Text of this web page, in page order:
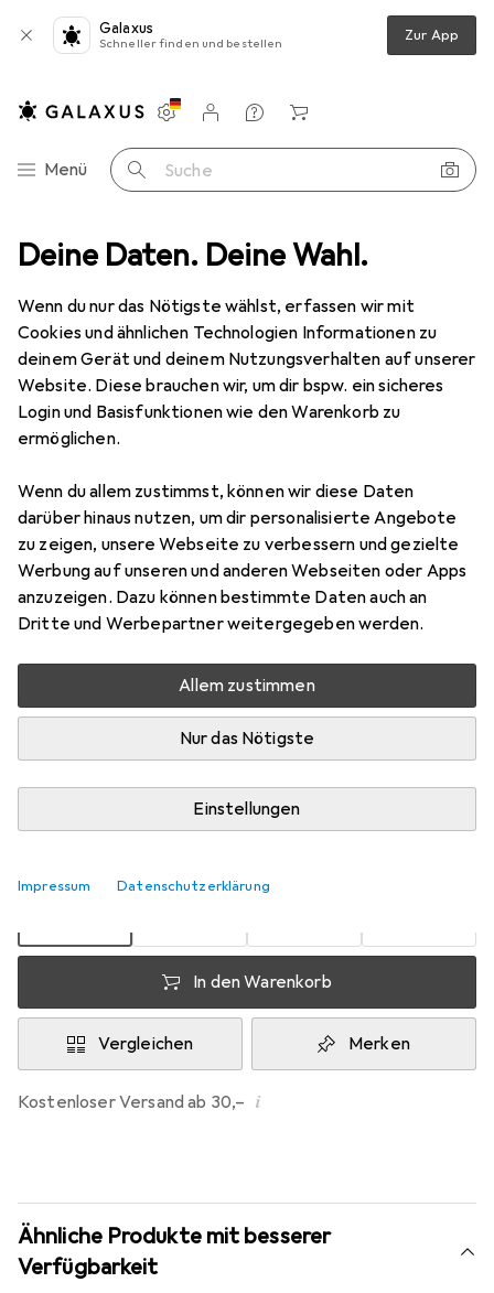
Deine Daten. Deine Wahl.
Wenn du nur das Nötigste wählst, erfassen wir mit
Cookies und ähnlichen Technologien Informationen zu
deinem Gerät und deinem Nutzungsverhalten auf unserer
Website. Diese brauchen wir, um dir bspw. ein sicheres
Login und Basisfunktionen wie den Warenkorb zu
ermöglichen.
Wenn du allem zustimmst, können wir diese Daten
darüber hinaus nutzen, um dir personalisierte Angebote
zu zeigen, unsere Webseite zu verbessern und gezielte
Werbung auf unseren und anderen Webseiten oder Apps
anzuzeigen. Dazu können bestimmte Daten auch an
Dritte und Werbepartner weitergegeben werden.
Allem zustimmen
Nur das Nötigste
Einstellungen
Impressum Datenschutzerklärung
Galaxus
Schneller finden und bestellen Zur App
Navigation nach Kategorien
Menü Suche
Einstellungen
Kundenkonto
Vergleichslisten
Merklisten
Warenkorb
Grillieren + Servieren Grillthermometer
MENGENRABATT
Preis in EUR inkl. MwSt.
EUR
10,90
1
Bewertungen Marke
Mehr von Vetrag
Zwischen Do, 20.8. und Di, 1.9. geliefert
9 Stück an Lager beim Lieferanten
Benachrichtigen, wenn schneller verfügbar
Lieferort angeben für genaue Lieferzeit
pro Stück
10,02
pro Stück
pro Stück
In den Warenkorb
Vergleichen Merken
Kostenloser Versand ab 30,– i
Ähnliche Produkte mit besserer
Verfügbarkeit